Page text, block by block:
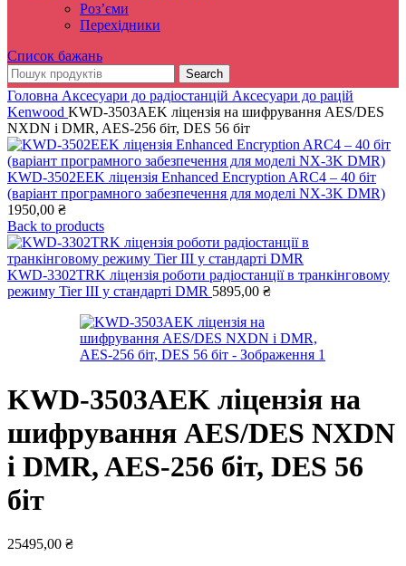
Роз’єми
Перехідники
Список бажань
Search
Головна Аксесуари до радіостанцій Аксесуари до рацій
Kenwood KWD-3503AEK ліцензія на шифрування AES/DES
NXDN і DMR, AES-256 біт, DES 56 біт
KWD-3502EEK ліцензія Enhanced Encryption ARC4 – 40 біт
(варіант програмного забезпечення для моделі NX-3K DMR)
1950,00 ₴
Back to products
KWD-3302TRK ліцензія роботи радіостанції в транкінговому
режиму Tier III у стандарті DMR 5895,00 ₴
KWD-3503AEK ліцензія на
шифрування AES/DES NXDN
і DMR, AES-256 біт, DES 56
біт
25495,00 ₴